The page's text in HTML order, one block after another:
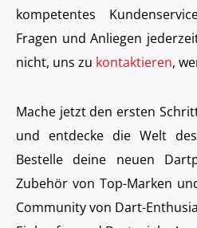
kompetentes
Fragen und Anliegen
nicht, uns zu kontaktieren,
Mache jetzt den ersten
und entdecke die Welt
Bestelle deine neuen
Zubehör von Top-Marken
Community von Dart-